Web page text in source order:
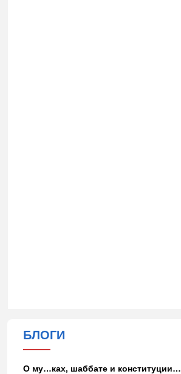
БЛОГИ
О му…ках, шаббате и конституции…